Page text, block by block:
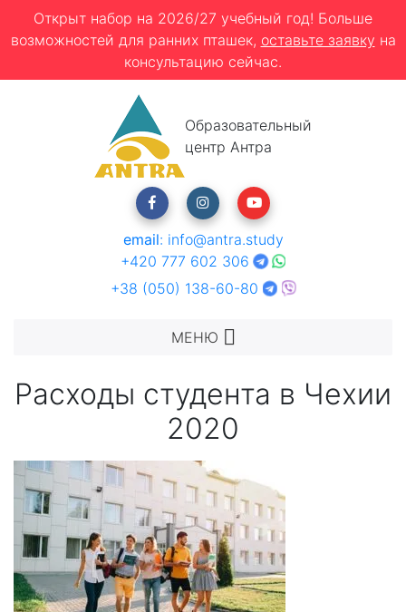
Открыт набор на 2026/27 учебный год! Больше
возможностей для ранних пташек, оставьте заявку на
консультацию сейчас.
Образовательный
центр Антра
email: info@antra.study
+420 777 602 306
+38 (050) 138-60-80
МЕНЮ
Расходы студента в Чехии
2020